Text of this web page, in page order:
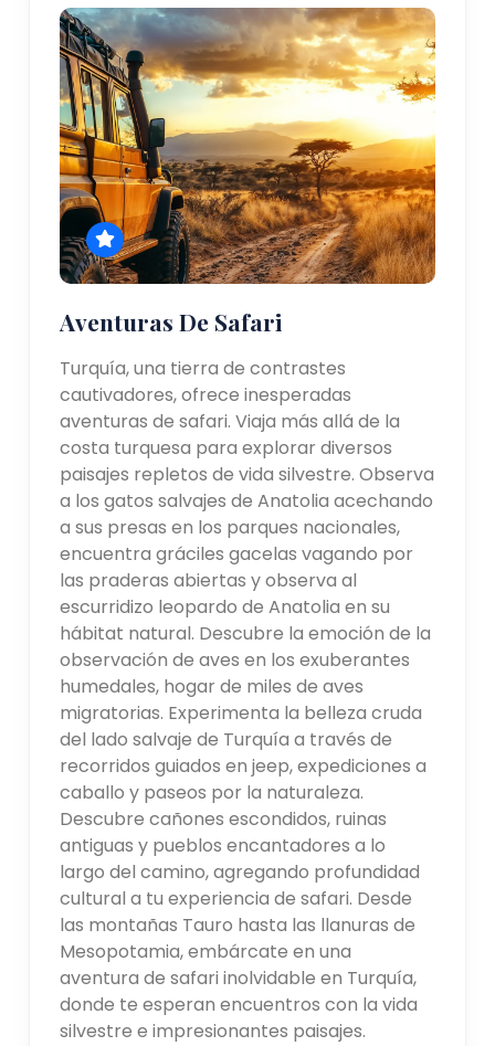
Aventuras De Safari
Turquía, una tierra de contrastes
cautivadores, ofrece inesperadas
aventuras de safari. Viaja más allá de la
costa turquesa para explorar diversos
paisajes repletos de vida silvestre. Observa
a los gatos salvajes de Anatolia acechando
a sus presas en los parques nacionales,
encuentra gráciles gacelas vagando por
las praderas abiertas y observa al
escurridizo leopardo de Anatolia en su
hábitat natural. Descubre la emoción de la
observación de aves en los exuberantes
humedales, hogar de miles de aves
migratorias. Experimenta la belleza cruda
del lado salvaje de Turquía a través de
recorridos guiados en jeep, expediciones a
caballo y paseos por la naturaleza.
Descubre cañones escondidos, ruinas
antiguas y pueblos encantadores a lo
largo del camino, agregando profundidad
cultural a tu experiencia de safari. Desde
las montañas Tauro hasta las llanuras de
Mesopotamia, embárcate en una
aventura de safari inolvidable en Turquía,
donde te esperan encuentros con la vida
silvestre e impresionantes paisajes.